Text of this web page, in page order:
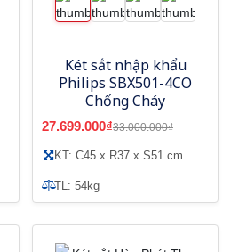
Két sắt nhập khẩu
Philips SBX501-4CO
Chống Cháy
27.699.000₫33.000.000₫
KT: C45 x R37 x S51 cm
TL: 54kg